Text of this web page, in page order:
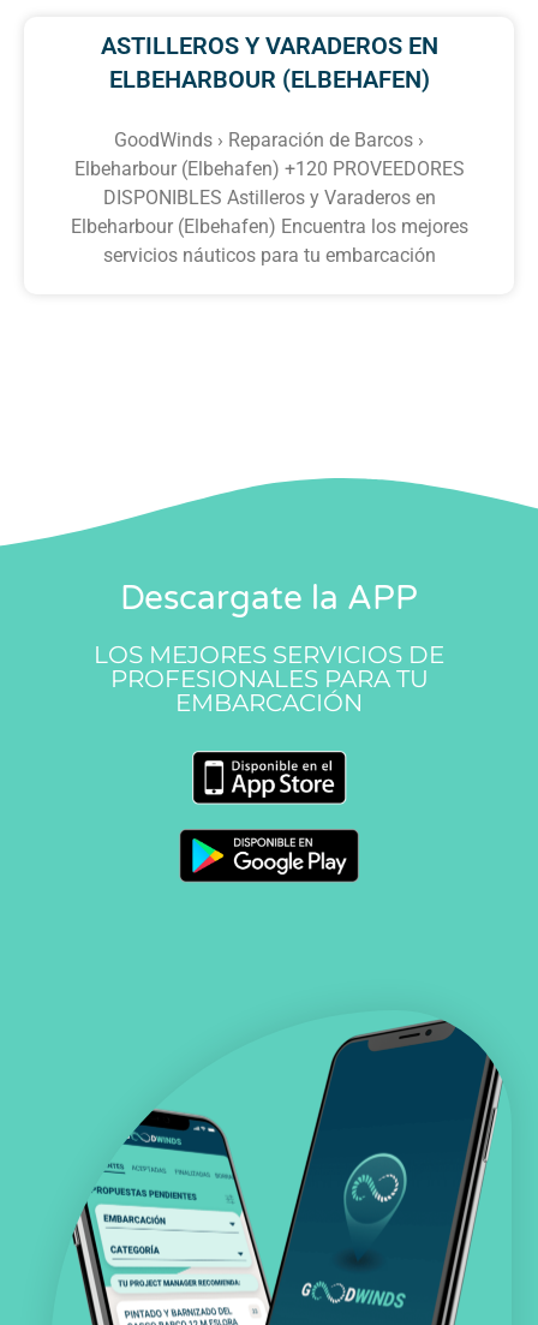
ASTILLEROS Y VARADEROS EN
ELBEHARBOUR (ELBEHAFEN)
GoodWinds › Reparación de Barcos ›
Elbeharbour (Elbehafen) +120 PROVEEDORES
DISPONIBLES Astilleros y Varaderos en
Elbeharbour (Elbehafen) Encuentra los mejores
servicios náuticos para tu embarcación
Descargate la APP
LOS MEJORES SERVICIOS DE
PROFESIONALES PARA TU
EMBARCACIÓN